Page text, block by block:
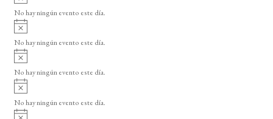
o
v
i
o
No hay ningún evento este día.
A
v
i
o
No hay ningún evento este día.
A
v
i
o
No hay ningún evento este día.
A
v
i
No hay ningún evento este día.
A